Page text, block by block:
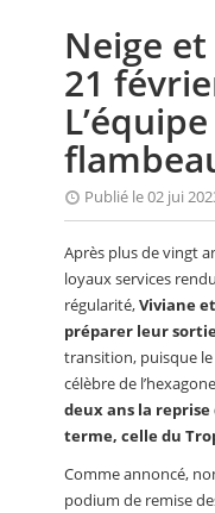
ANNUAIRES
PETITES
Neige
21
Publié le 02 jui
Après plus de vingt
loyaux services
régularité,Viviane
préparer leur
transition, puisque le
célèbre de
deux ans la reprise
terme, celle du
Comme annoncé,
podium de remise